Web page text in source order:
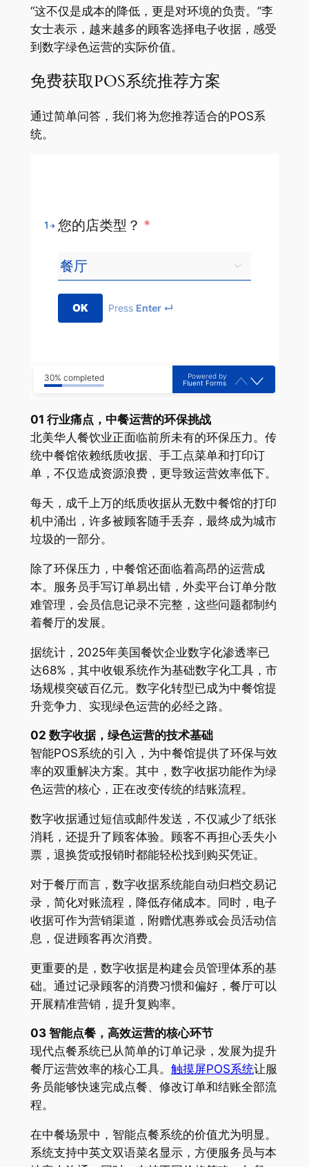
“这不仅是成本的降低，更是对环境的负责。”李
女士表示，越来越多的顾客选择电子收据，感受
到数字绿色运营的实际价值。
免费获取POS系统推荐方案
通过简单问答，我们将为您推荐适合的POS系
统。
1 您的店类型？ *
OK Press Enter ↵
30% completed
Powered by
Fluent Forms
01 行业痛点，中餐运营的环保挑战
北美华人餐饮业正面临前所未有的环保压力。传
统中餐馆依赖纸质收据、手工点菜单和打印订
单，不仅造成资源浪费，更导致运营效率低下。
每天，成千上万的纸质收据从无数中餐馆的打印
机中涌出，许多被顾客随手丢弃，最终成为城市
垃圾的一部分。
除了环保压力，中餐馆还面临着高昂的运营成
本。服务员手写订单易出错，外卖平台订单分散
难管理，会员信息记录不完整，这些问题都制约
着餐厅的发展。
据统计，2025年美国餐饮企业数字化渗透率已
达68%，其中收银系统作为基础数字化工具，市
场规模突破百亿元。数字化转型已成为中餐馆提
升竞争力、实现绿色运营的必经之路。
02 数字收据，绿色运营的技术基础
智能POS系统的引入，为中餐馆提供了环保与效
率的双重解决方案。其中，数字收据功能作为绿
色运营的核心，正在改变传统的结账流程。
数字收据通过短信或邮件发送，不仅减少了纸张
消耗，还提升了顾客体验。顾客不再担心丢失小
票，退换货或报销时都能轻松找到购买凭证。
对于餐厅而言，数字收据系统能自动归档交易记
录，简化对账流程，降低存储成本。同时，电子
收据可作为营销渠道，附赠优惠券或会员活动信
息，促进顾客再次消费。
更重要的是，数字收据是构建会员管理体系的基
础。通过记录顾客的消费习惯和偏好，餐厅可以
开展精准营销，提升复购率。
03 智能点餐，高效运营的核心环节
现代点餐系统已从简单的订单记录，发展为提升
餐厅运营效率的核心工具。 触摸屏POS系统让服
务员能够快速完成点餐、修改订单和结账全部流
程。
在中餐场景中，智能点餐系统的价值尤为明显。
系统支持中英文双语菜名显示，方便服务员与本